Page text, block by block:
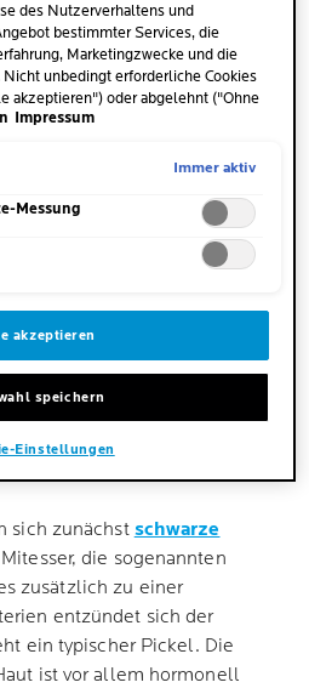
PICKEL UND
produzieren stetig Talg –
der Haut
und funktioniert
vor Umwelteinflüssen.
ausreichend abfliessen,
stark verhornt
sich zunächst schwarze
die sogenannten
zusätzlich zu einer
entzündet sich der
ein typischer Pickel. Die
ist vor allem hormonell
des Nutzerverhaltens und
bestimmter Services, die
Marketingzwecke und die
unbedingt erforderliche Cookies
akzeptieren") oder abgelehnt ("Ohne
Individuelle Anpassungen der
jederzeit unter dem Link "Cookie-
Impressum
Immer aktiv
Messung
akzeptieren
speichern
Einstellungen